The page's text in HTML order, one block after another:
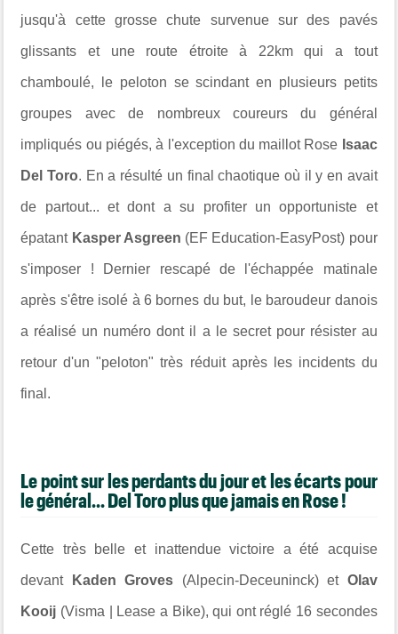
jusqu'à cette grosse chute survenue sur des pavés
glissants et une route étroite à 22km qui a tout
chamboulé, le peloton se scindant en plusieurs petits
groupes avec de nombreux coureurs du général
impliqués ou piégés, à l'exception du maillot Rose Isaac
Del Toro. En a résulté un final chaotique où il y en avait
de partout... et dont a su profiter un opportuniste et
épatant Kasper Asgreen (EF Education-EasyPost) pour
s'imposer ! Dernier rescapé de l'échappée matinale
après s'être isolé à 6 bornes du but, le baroudeur danois
a réalisé un numéro dont il a le secret pour résister au
retour d'un "peloton" très réduit après les incidents du
final.
Le point sur les perdants du jour et les écarts pour
le général... Del Toro plus que jamais en Rose !
Cette très belle et inattendue victoire a été acquise
devant Kaden Groves (Alpecin-Deceuninck) et Olav
Kooij (Visma | Lease a Bike), qui ont réglé 16 secondes